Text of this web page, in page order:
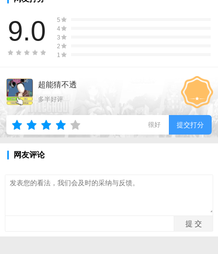
9.0
5
4
3
2
1
超能猜不透
多半好评
很好 提交打分
网友评论